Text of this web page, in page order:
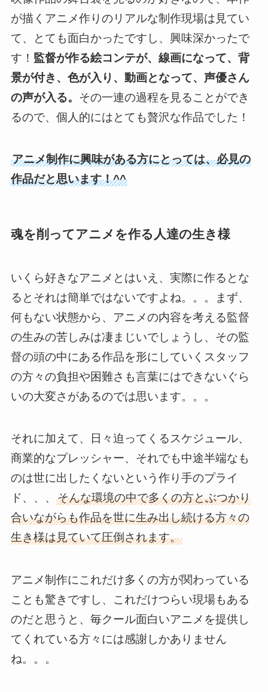
が描くアニメ作りのリアルな制作現場は見てい
て、とても面白かったですし、興味深かったで
す！ 監督が作る絵コンテが、線画になって、背
景が付き、色が入り、動画となって、声優さん
の声が入る。 その一連の過程を見ることができ
るので、個人的にはとても贅沢な作品でした！
アニメ制作に興味がある方にとっては、必見の
作品だと思います！^^
魂を削ってアニメを作る人達の生き様
いくら好きなアニメとはいえ、実際に作るとな
るとそれは簡単ではないですよね。。。まず、
何もない状態から、アニメの内容を考える監督
の生みの苦しみは凄まじいでしょうし、その監
督の頭の中にある作品を形にしていくスタッフ
の方々の負担や困難さも言葉にはできないぐら
いの大変さがあるのでは思います。。。
それに加えて、日々迫ってくるスケジュール、
商業的なプレッシャー、それでも中途半端なも
のは世に出したくないという作り手のプライ
ド、、、 そんな環境の中で多くの方とぶつかり
合いながらも作品を世に生み出し続ける方々の
生き様は見ていて圧倒されます。
アニメ制作にこれだけ多くの方が関わっている
ことも驚きですし、これだけつらい現場もある
のだと思うと、毎クール面白いアニメを提供し
てくれている方々には感謝しかありません
ね。。。